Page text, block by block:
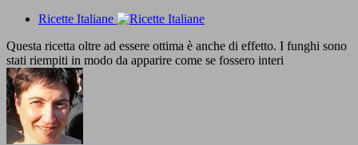
Ricette Italiane
Questa ricetta oltre ad essere ottima è anche di effetto. I funghi sono
stati riempiti in modo da apparire come se fossero interi